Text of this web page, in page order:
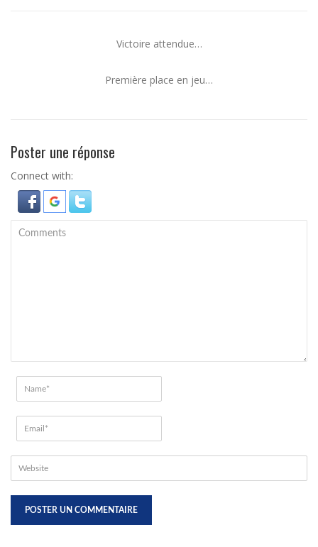
Victoire attendue…
Première place en jeu…
Poster une réponse
Connect with: